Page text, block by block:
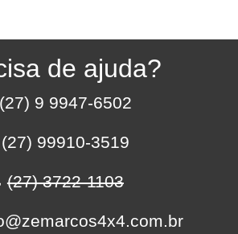
de ajuda?
(27) 9 9947-6502
(27) 99910-3519
(27) 3722-1103